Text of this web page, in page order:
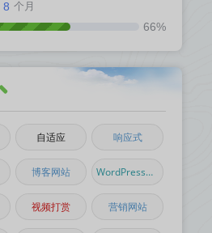
8 个月
66%
自适应 响应式
博客网站 WordPress主题
视频打赏 营销网站